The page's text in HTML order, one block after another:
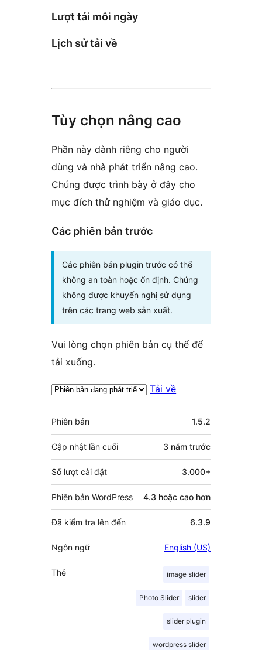
Lượt tải mỗi ngày
Lịch sử tải về
Tùy chọn nâng cao
Phần này dành riêng cho người
dùng và nhà phát triển nâng cao.
Chúng được trình bày ở đây cho
mục đích thử nghiệm và giáo dục.
Các phiên bản trước
Các phiên bản plugin trước có thể
không an toàn hoặc ổn định. Chúng
không được khuyến nghị sử dụng
trên các trang web sản xuất.
Vui lòng chọn phiên bản cụ thể để
tải xuống.
Tải về
Meta
Phiên bản 1.5.2
Cập nhật lần cuối 3 năm trước
Số lượt cài đặt 3.000+
Phiên bản WordPress 4.3 hoặc cao hơn
Đã kiểm tra lên đến 6.3.9
Ngôn ngữ English (US)
Thẻ image slider
Photo Slider slider
slider plugin
wordpress slider